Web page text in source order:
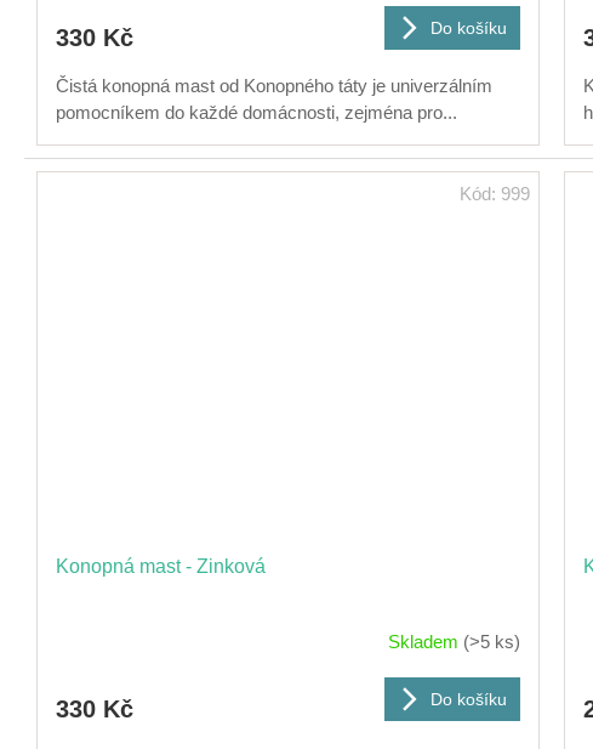
330 Kč Do košíku
Čistá konopná mast od Konopného táty je univerzálním
pomocníkem do každé domácnosti, zejména pro...
Konopná mast - Zinková
Skladem (>5 ks)
330 Kč Do košíku
Kód: 999